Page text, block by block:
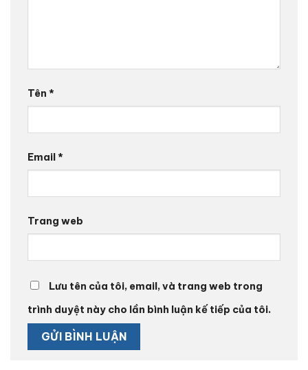
Tên *
Email*
Trang web
Lưu tên của tôi, email, và trang web trong
trình duyệt này cho lần bình luận kế tiếp của tôi.